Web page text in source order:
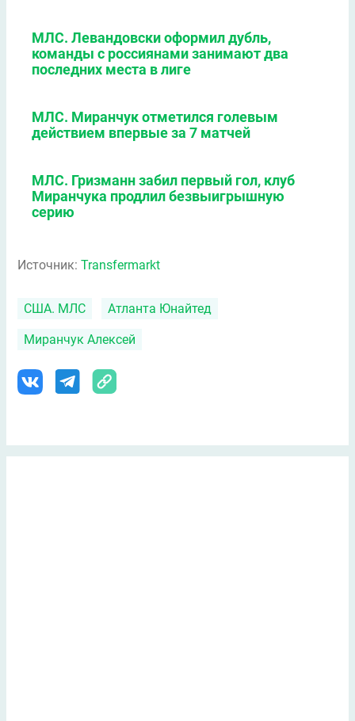
МЛС. Левандовски оформил дубль,
команды с россиянами занимают два
последних места в лиге
МЛС. Миранчук отметился голевым
действием впервые за 7 матчей
МЛС. Гризманн забил первый гол, клуб
Миранчука продлил безвыигрышную
серию
Источник: Transfermarkt
США. МЛС Атланта Юнайтед
Миранчук Алексей